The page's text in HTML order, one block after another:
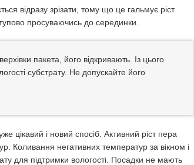
відразу зрізати, тому що це гальмує ріст
просуваючись до серединки.
пакета, його відкривають. Із цього
субстрату. Не допускайте його
цікавий і новий спосіб. Активний ріст пера
Коливання негативних температур за вікном і
для підтримки вологості. Посадки не мають